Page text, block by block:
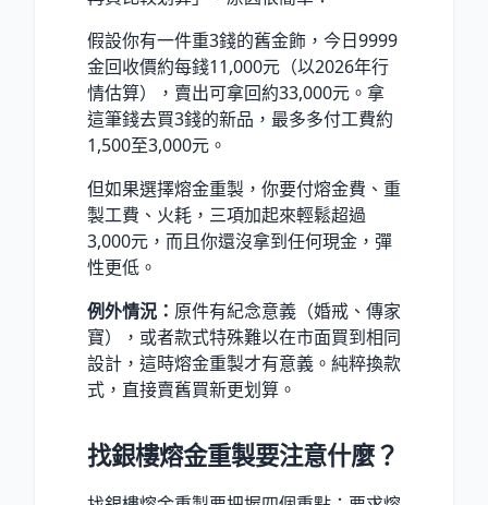
假設你有一件重3錢的舊金飾，今日9999
金回收價約每錢11,000元（以2026年行
情估算），賣出可拿回約33,000元。拿
這筆錢去買3錢的新品，最多多付工費約
1,500至3,000元。
但如果選擇熔金重製，你要付熔金費、重
製工費、火耗，三項加起來輕鬆超過
3,000元，而且你還沒拿到任何現金，彈
性更低。
例外情況： 原件有紀念意義（婚戒、傳家
寶），或者款式特殊難以在市面買到相同
設計，這時熔金重製才有意義。純粹換款
式，直接賣舊買新更划算。
找銀樓熔金重製要注意什麼？